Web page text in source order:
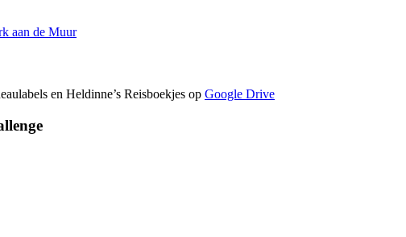
aan de Muur
en Heldinne’s Reisboekjes op Google Drive